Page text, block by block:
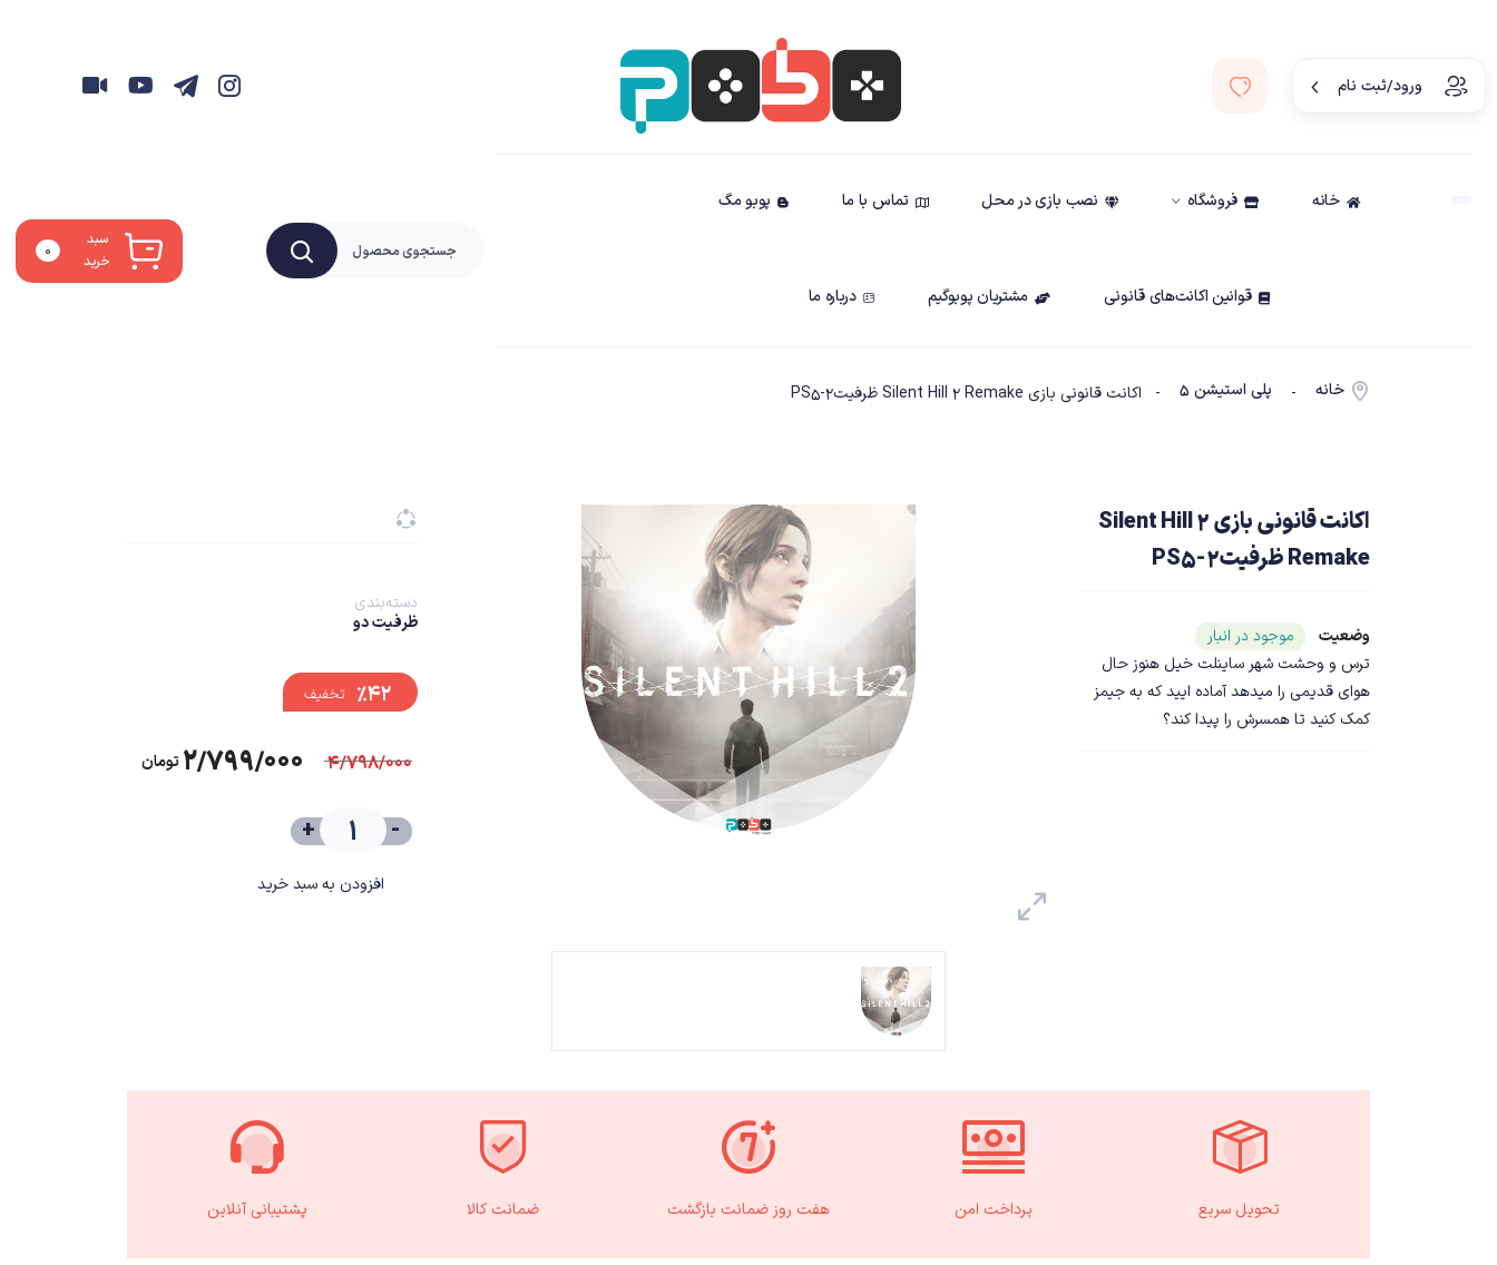
ورود/ثبت نام
خانه فروشگاه نصب بازی در محل تماس با ما پوبو مگ
قوانین اکانت‌های قانونی مشتریان پوبوگیم درباره ما
سبد
خرید
۰
خانه - پلی استیشن ۵ - اکانت قانونی بازی Silent Hill 2 Remake ظرفیت2-PS5
اکانت قانونی بازی Silent Hill 2
Remake ظرفیت2-PS5
وضعیت موجود در انبارشناسه محصول ۲۲۴۴۳
ترس و وحشت شهر ساینلت خیل هنوز حال
هوای قدیمی را میدهد آماده ایید که به جیمز
کمک کنید تا همسرش را پیدا کند؟
دسته‌بندی
ظرفیت دو
%۴۲ تخفیف
۴/۷۹۸/۰۰۰ ۲/۷۹۹/۰۰۰ تومان
-
+
افزودن به سبد خرید
تحویل سریع پرداخت امن هفت روز ضمانت بازگشت ضمانت کالا پشتیبانی آنلاین